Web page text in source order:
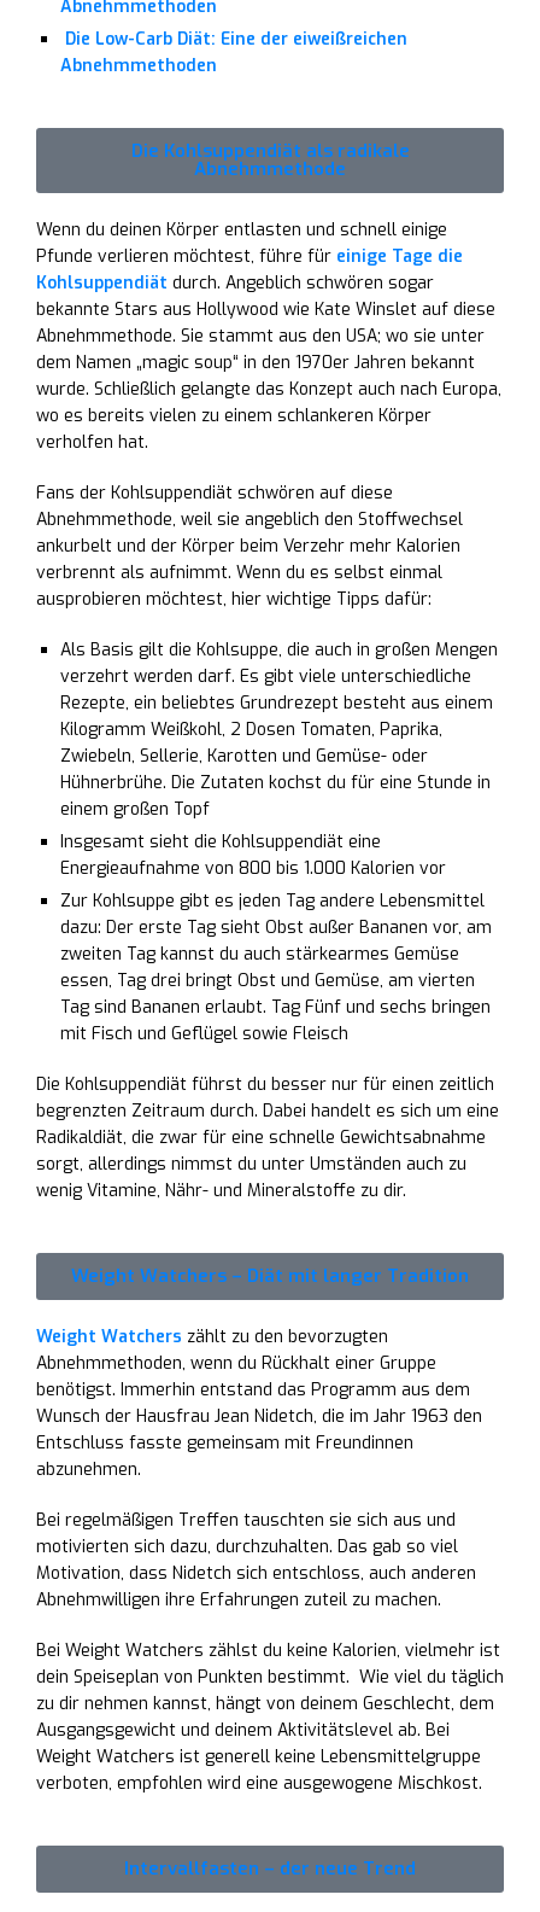
Abnehmmethoden
Die Low-Carb Diät: Eine der eiweißreichen
Abnehmmethoden
Die Kohlsuppendiät als radikale
Abnehmmethode
Wenn du deinen Körper entlasten und schnell einige
Pfunde verlieren möchtest, führe für einige Tage die
Kohlsuppendiät durch. Angeblich schwören sogar
bekannte Stars aus Hollywood wie Kate Winslet auf diese
Abnehmmethode. Sie stammt aus den USA; wo sie unter
dem Namen „magic soup“ in den 1970er Jahren bekannt
wurde. Schließlich gelangte das Konzept auch nach Europa,
wo es bereits vielen zu einem schlankeren Körper
verholfen hat.
Fans der Kohlsuppendiät schwören auf diese
Abnehmmethode, weil sie angeblich den Stoffwechsel
ankurbelt und der Körper beim Verzehr mehr Kalorien
verbrennt als aufnimmt. Wenn du es selbst einmal
ausprobieren möchtest, hier wichtige Tipps dafür:
Als Basis gilt die Kohlsuppe, die auch in großen Mengen
verzehrt werden darf. Es gibt viele unterschiedliche
Rezepte, ein beliebtes Grundrezept besteht aus einem
Kilogramm Weißkohl, 2 Dosen Tomaten, Paprika,
Zwiebeln, Sellerie, Karotten und Gemüse- oder
Hühnerbrühe. Die Zutaten kochst du für eine Stunde in
einem großen Topf
Insgesamt sieht die Kohlsuppendiät eine
Energieaufnahme von 800 bis 1.000 Kalorien vor
Zur Kohlsuppe gibt es jeden Tag andere Lebensmittel
dazu: Der erste Tag sieht Obst außer Bananen vor, am
zweiten Tag kannst du auch stärkearmes Gemüse
essen, Tag drei bringt Obst und Gemüse, am vierten
Tag sind Bananen erlaubt. Tag Fünf und sechs bringen
mit Fisch und Geflügel sowie Fleisch
Die Kohlsuppendiät führst du besser nur für einen zeitlich
begrenzten Zeitraum durch. Dabei handelt es sich um eine
Radikaldiät, die zwar für eine schnelle Gewichtsabnahme
sorgt, allerdings nimmst du unter Umständen auch zu
wenig Vitamine, Nähr- und Mineralstoffe zu dir.
Weight Watchers – Diät mit langer Tradition
Weight Watchers zählt zu den bevorzugten
Abnehmmethoden, wenn du Rückhalt einer Gruppe
benötigst. Immerhin entstand das Programm aus dem
Wunsch der Hausfrau Jean Nidetch, die im Jahr 1963 den
Entschluss fasste gemeinsam mit Freundinnen
abzunehmen.
Bei regelmäßigen Treffen tauschten sie sich aus und
motivierten sich dazu, durchzuhalten. Das gab so viel
Motivation, dass Nidetch sich entschloss, auch anderen
Abnehmwilligen ihre Erfahrungen zuteil zu machen.
Bei Weight Watchers zählst du keine Kalorien, vielmehr ist
dein Speiseplan von Punkten bestimmt. Wie viel du täglich
zu dir nehmen kannst, hängt von deinem Geschlecht, dem
Ausgangsgewicht und deinem Aktivitätslevel ab. Bei
Weight Watchers ist generell keine Lebensmittelgruppe
verboten, empfohlen wird eine ausgewogene Mischkost.
Intervallfasten – der neue Trend